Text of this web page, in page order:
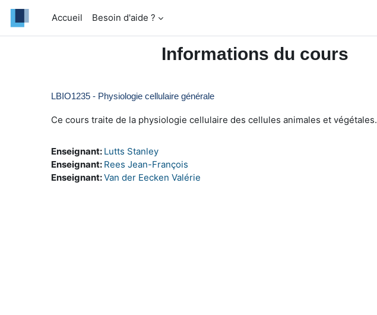
Accueil
Besoin d'aide ?
Informations du cours
LBIO1235 - Physiologie cellulaire générale
Ce cours traite de la physiologie cellulaire des cellules animales et végétales.
Enseignant: Lutts Stanley
Enseignant: Rees Jean-François
Enseignant:Van der Eecken Valérie